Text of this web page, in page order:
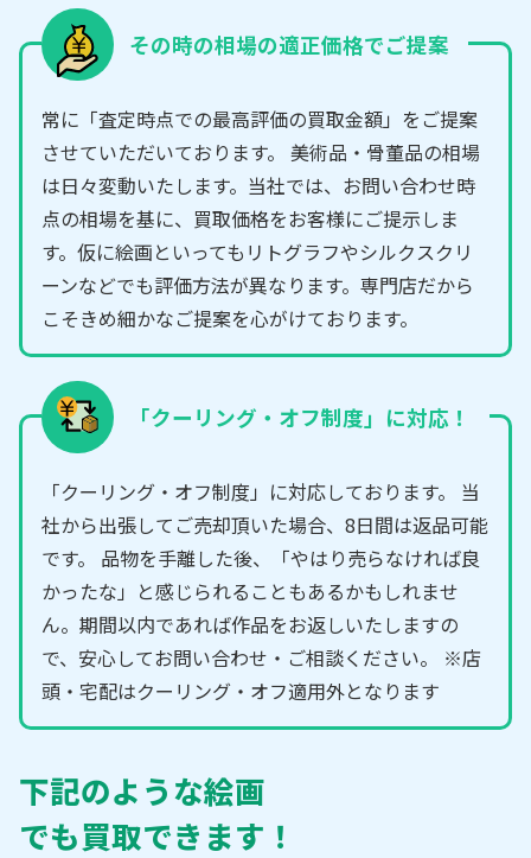
その時の相場の適正価格でご提案
常に「査定時点での最高評価の買取金額」をご提案
させていただいております。 美術品・骨董品の相場
は日々変動いたします。当社では、お問い合わせ時
点の相場を基に、買取価格をお客様にご提示しま
す。仮に絵画といってもリトグラフやシルクスクリ
ーンなどでも評価方法が異なります。専門店だから
こそきめ細かなご提案を心がけております。
「クーリング・オフ制度」に対応！
「クーリング・オフ制度」に対応しております。 当
社から出張してご売却頂いた場合、8日間は返品可能
です。 品物を手離した後、「やはり売らなければ良
かったな」と感じられることもあるかもしれませ
ん。期間以内であれば作品をお返しいたしますの
で、安心してお問い合わせ・ご相談ください。 ※店
頭・宅配はクーリング・オフ適用外となります
下記のような絵画
でも買取できます！